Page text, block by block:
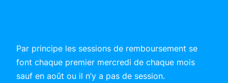
Par principe les sessions de remboursement se
font chaque premier mercredi de chaque mois
sauf en août ou il n’y a pas de session.